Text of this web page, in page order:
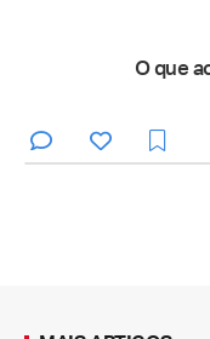
O que